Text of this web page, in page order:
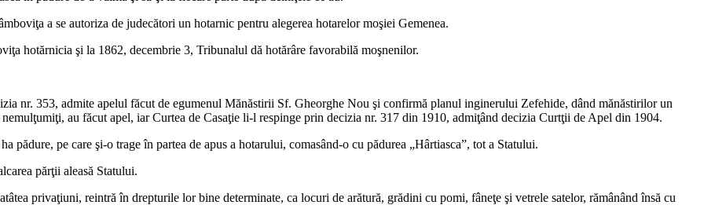
a se autoriza de judecători un hotarnic pentru alegerea hotarelor moşiei Gemenea.
hotărnicia şi la 1862, decembrie 3, Tribunalul dă hotărâre favorabilă moşnenilor.
nr. 353, admite apelul făcut de egumenul Mănăstirii Sf. Gheorghe Nou şi confirmă planul inginerului Zefehide, dând mănăstirilor un
au făcut apel, iar Curtea de Casaţie li-l respinge prin decizia nr. 317 din 1910, admiţând decizia Curtţii de Apel din 1904.
pădure, pe care şi-o trage în partea de apus a hotarului, comasând-o cu pădurea „Hârtiasca”, tot a Statului.
părţii aleasă Statului.
privaţiuni, reintră în drepturile lor bine determinate, ca locuri de arătură, grădini cu pomi, fâneţe şi vetrele satelor, rămânând însă cu